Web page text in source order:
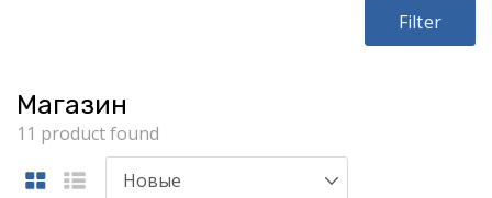
Filter
Магазин
11 product found